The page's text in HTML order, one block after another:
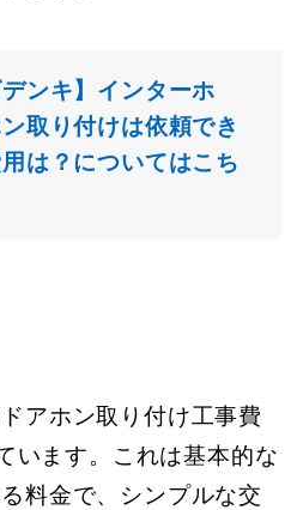
ンキ】インターホ
取り付けは依頼でき
は？についてはこち
アホン取り付け工事費
います。これは基本的な
料金で、シンプルな交